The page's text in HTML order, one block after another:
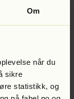
Om
når du
sikre
statistikk, og